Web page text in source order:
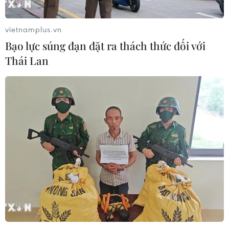
08/08/2026 01:59
Cần Thơ: Khởi tố 19 bị can trong vụ
dàn cảnh cướp giật tại Tân Huê Viên
TP Hồ Chí Minh: Bắt khẩn cấp bảo
mẫu có hành vi bạo hành trẻ tại
trường mầm non
08/08/2026 01:33
Bổ sung một số chức danh có thẩm
quyền xử phạt vi phạm hành chính
vietnamplus.vn
Bạo lực súng đạn đặt ra thách thức đối với
Thái Lan